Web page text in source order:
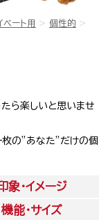
ベート用
個性的
ら楽しいと思いませ
枚の”あなた”だけの個
象・イメージ
機能・サイズ